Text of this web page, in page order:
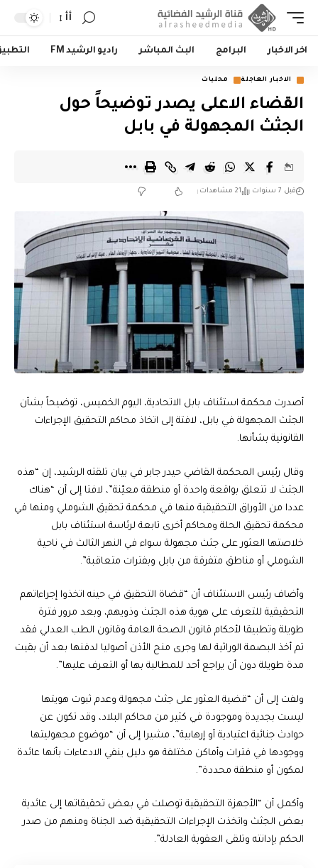
أأ
اخر الاخبار البرامج البث المباشر راديو الرشيد FM
الاخبار العاجلة محليات
القضاء الاعلى يصدر توضيحاً حول
الجثث المجهولة في بابل
قبل 7 سنوات 21 مشاهدات
أصدرت محكمة استئناف بابل الاتحادية، اليوم الخميس، توضيحاً بشأن
الجثث المجهولة في بابل، لافتة إلى اتخاذ محاكم التحقيق الإجراءات
القانونية بشأنها.
وقال رئيس المحكمة القاضي حيدر جابر في بيان تلقته الرشيد، إن “هذه
الجثث لا تتعلق بواقعة واحدة أو منطقة معيّنة”، لافتا إلى أن “هناك
عددا من الأوراق التحقيقية منها في محكمة تحقيق الشوملي ومنها في
محكمة تحقيق الحلة ومحاكم أخرى تابعة لرئاسة استئناف بابل
خلاصتها العثور على جثث مجهولة سواء في النهر الثالث في ناحية
الشوملي أو مناطق متفرقة من بابل وبفترات متعاقبة”.
وأضاف رئيس الاستئناف أن “قضاة التحقيق في حينه اتخذوا إجراءاتهم
التحقيقية للتعرف على هوية هذه الجثث وذويهم، وبعد مرور فترة
طويلة وتطبيقا لأحكام قانون الصحة العامة وقانون الطب العدلي فقد
تم أخذ البصمة الوراثية لها وجرى منح الأذن أصوليا لدفنها بعد أن بقيت
مدة طويلة دون أن يراجع أحد للمطالبة بها أو التعرف عليها”.
ولفت إلى أن “قضية العثور على جثث مجهولة وعدم ثبوت هويتها
ليست بجديدة وموجودة في كثير من محاكم البلاد، وقد تكون عن
حوادث جنائية اعتيادية أو إرهابية”، مشيرا إلى أن “موضوع مجهوليتها
ووجودها في فترات وأماكن مختلفة هو دليل ينفي الادعاءات بأنها عائدة
لمكون أو منطقة محددة”.
وأكمل أن “الأجهزة التحقيقية توصلت في بعض تحقيقاتها إلى عائدية
بعض الجثث واتخذت الإجراءات التحقيقية ضد الجناة ومنهم من صدر
الحكم بإدانته وتلقى العقوبة العادلة”.